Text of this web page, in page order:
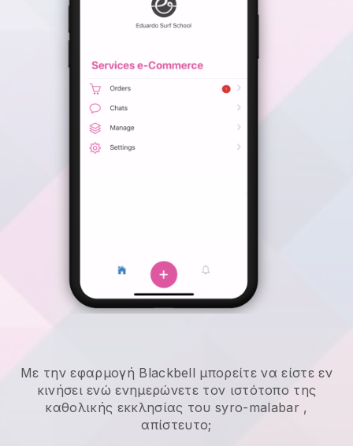
Με την εφαρμογή Blackbell μπορείτε να είστε εν
κινήσει ενώ ενημερώνετε τον ιστότοπο της
καθολικής εκκλησίας του syro-malabar ,
απίστευτο;